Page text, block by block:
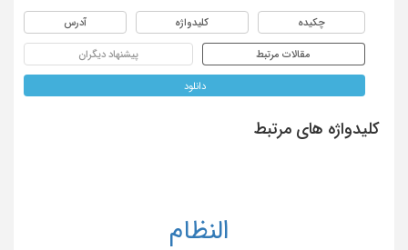
چکیده کلیدواژه آدرس
مقالات مرتبط پیشنهاد دیگران
دانلود
کلیدواژه های مرتبط
النظام